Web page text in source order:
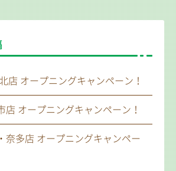
店 オープニングキャンペーン！
店 オープニングキャンペーン！
奈多店 オープニングキャンペー